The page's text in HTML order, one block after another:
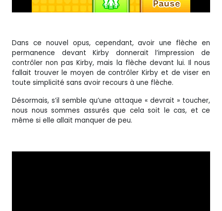
Dans ce nouvel opus, cependant, avoir une flèche en
permanence devant Kirby donnerait l’impression de
contrôler non pas Kirby, mais la flèche devant lui. Il nous
fallait trouver le moyen de contrôler Kirby et de viser en
toute simplicité sans avoir recours à une flèche.
Désormais, s’il semble qu’une attaque « devrait » toucher,
nous nous sommes assurés que cela soit le cas, et ce
même si elle allait manquer de peu.